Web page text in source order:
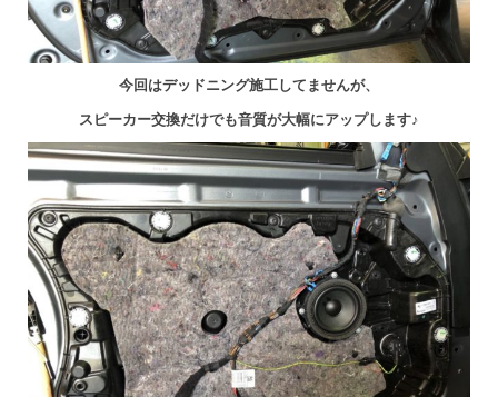
今回はデッドニング施工してませんが、
スピーカー交換だけでも音質が大幅にアップします♪